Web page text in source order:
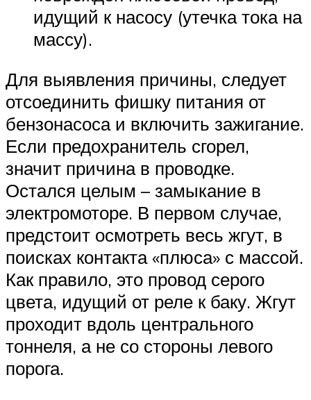
идущий к насосу (утечка тока на
массу).
Для выявления причины, следует
отсоединить фишку питания от
бензонасоса и включить зажигание.
Если предохранитель сгорел,
значит причина в проводке.
Остался целым – замыкание в
электромоторе. В первом случае,
предстоит осмотреть весь жгут, в
поисках контакта «плюса» с массой.
Как правило, это провод серого
цвета, идущий от реле к баку. Жгут
проходит вдоль центрального
тоннеля, а не со стороны левого
порога.